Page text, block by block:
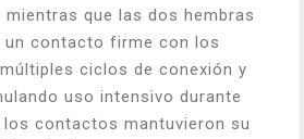
que las dos hembras
contacto firme con los
ciclos de conexión y
uso intensivo durante
los contactos mantuvieron su